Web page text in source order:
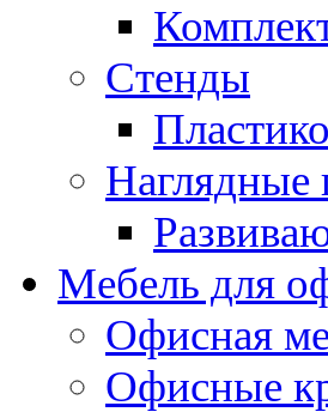
Стенды
Наглядные
Мебель для
Офисная
Офисные